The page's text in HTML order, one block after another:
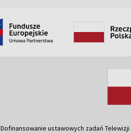
Dofinansowanie ustawowych zadań